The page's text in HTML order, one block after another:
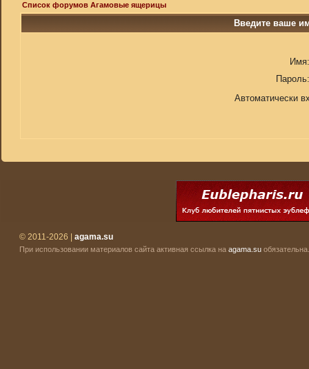
Список форумов Агамовые ящерицы
Введите ваше
Имя:
Пароль:
Автоматически
© 2011-2026 | agama.su
При использовании материалов сайта активная ссылка на agama.su обязательна.